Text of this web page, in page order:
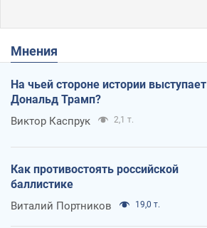
Мнения
На чьей стороне истории выступает
Дональд Трамп?
Виктор Каспрук 2,1 т.
Как противостоять российской
баллистике
Виталий Портников 19,0 т.